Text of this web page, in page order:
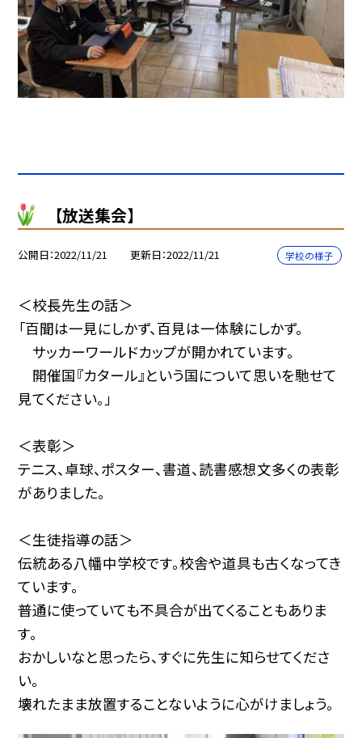
【放送集会】
公開日 2022/11/21 更新日 2022/11/21 学校の様子
＜校長先生の話＞
「百聞は一見にしかず、百見は一体験にしかず。
サッカーワールドカップが開かれています。
開催国『カタール』という国について思いを馳せて
見てください。」
＜表彰＞
テニス、卓球、ポスター、書道、読書感想文多くの表彰
がありました。
＜生徒指導の話＞
伝統ある八幡中学校です。校舎や道具も古くなってき
ています。
普通に使っていても不具合が出てくることもありま
す。
おかしいなと思ったら、すぐに先生に知らせてくださ
い。
壊れたまま放置することないように心がけましょう。